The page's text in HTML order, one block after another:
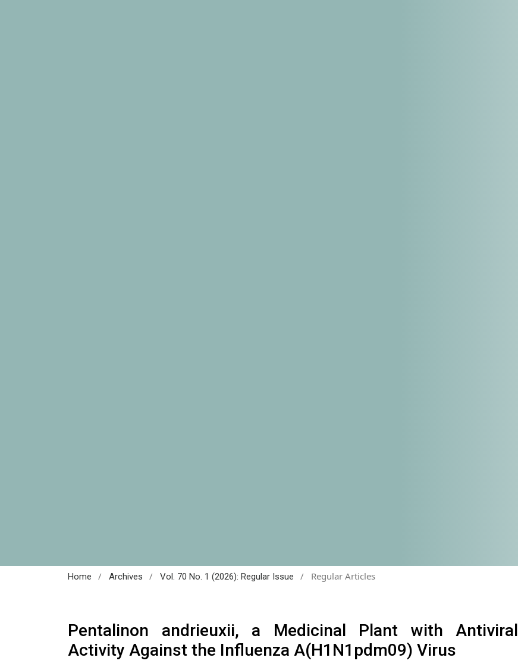
Home / Archives / Vol. 70 No. 1 (2026): Regular Issue / Regular Articles
Pentalinon andrieuxii, a Medicinal Plant with Antiviral
Activity Against the Influenza A(H1N1pdm09) Virus